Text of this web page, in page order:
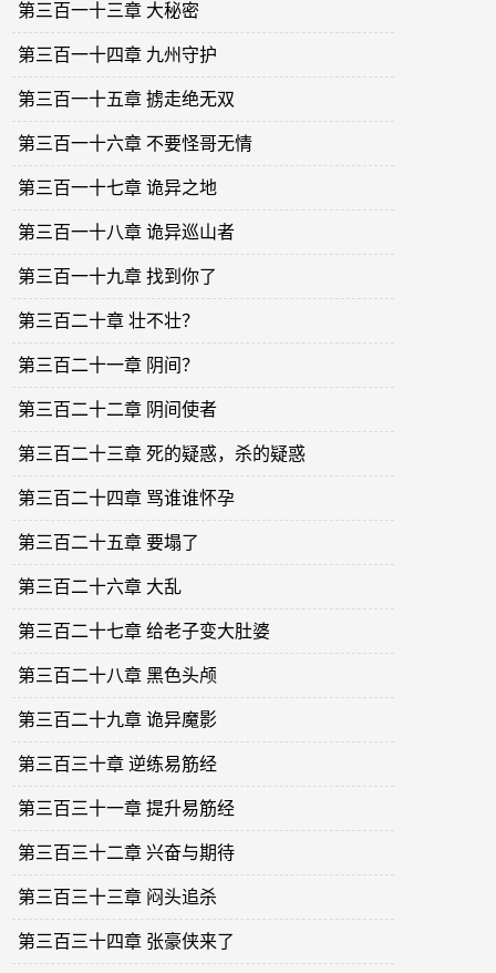
第三百一十三章 大秘密
第三百一十四章 九州守护
第三百一十五章 掳走绝无双
第三百一十六章 不要怪哥无情
第三百一十七章 诡异之地
第三百一十八章 诡异巡山者
第三百一十九章 找到你了
第三百二十章 壮不壮？
第三百二十一章 阴间？
第三百二十二章 阴间使者
第三百二十三章 死的疑惑，杀的疑惑
第三百二十四章 骂谁谁怀孕
第三百二十五章 要塌了
第三百二十六章 大乱
第三百二十七章 给老子变大肚婆
第三百二十八章 黑色头颅
第三百二十九章 诡异魔影
第三百三十章 逆练易筋经
第三百三十一章 提升易筋经
第三百三十二章 兴奋与期待
第三百三十三章 闷头追杀
第三百三十四章 张豪侠来了